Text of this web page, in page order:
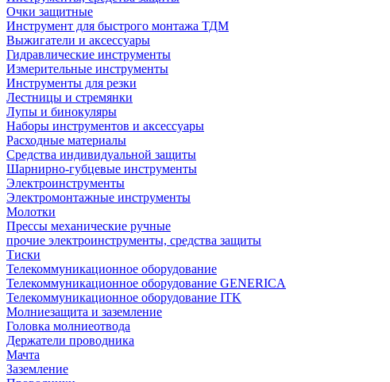
Очки защитные
Инструмент для быстрого монтажа ТДМ
Выжигатели и аксессуары
Гидравлические инструменты
Измерительные инструменты
Инструменты для резки
Лестницы и стремянки
Лупы и бинокуляры
Наборы инструментов и аксессуары
Расходные материалы
Средства индивидуальной защиты
Шарнирно-губцевые инструменты
Электроинструменты
Электромонтажные инструменты
Молотки
Прессы механические ручные
прочие электроинструменты, средства защиты
Тиски
Телекоммуникационное оборудование
Телекоммуникационное оборудование GENERICA
Телекоммуникационное оборудование ITK
Молниезащита и заземление
Головка молниеотвода
Держатели проводника
Мачта
Заземление